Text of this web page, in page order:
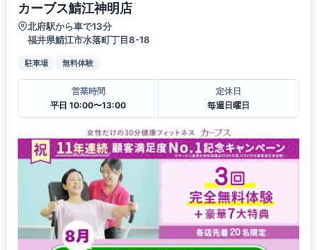
カーブス鯖江神明店
北府駅から車で13分
福井県鯖江市水落町丁目8-18
駐車場 無料体験
営業時間
平日 10:00〜13:00
定休日
毎週日曜日